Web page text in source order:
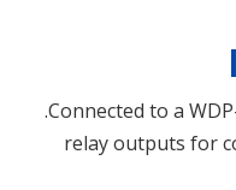
- 8 relay outputs